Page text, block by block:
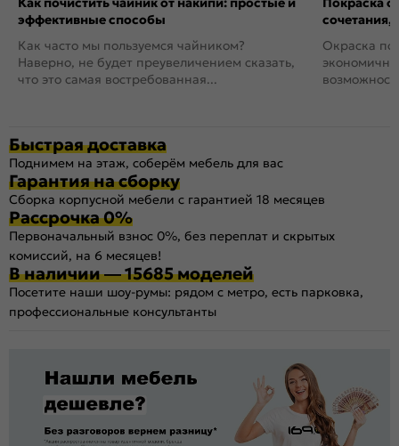
эффективные способы
Как часто мы пользуемся чайником?
Наверно, не будет преувеличением сказать,
что это самая востребованная...
сочетания,
Окраска
Быстрая доставка
Поднимем на этаж, соберём мебель для вас
Гарантия на сборку
Сборка корпусной мебели с гарантией 18 месяцев
Рассрочка 0%
Первоначальный взнос 0%, без переплат и скрытых
комиссий, на 6 месяцев!
В наличии — 15685 моделей
Посетите наши шоу-румы: рядом с метро, есть парковка,
профессиональные консультанты